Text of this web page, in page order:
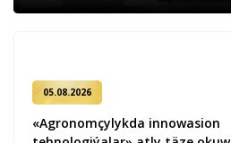
05.08.2026
«Agronomçylykda innowasion